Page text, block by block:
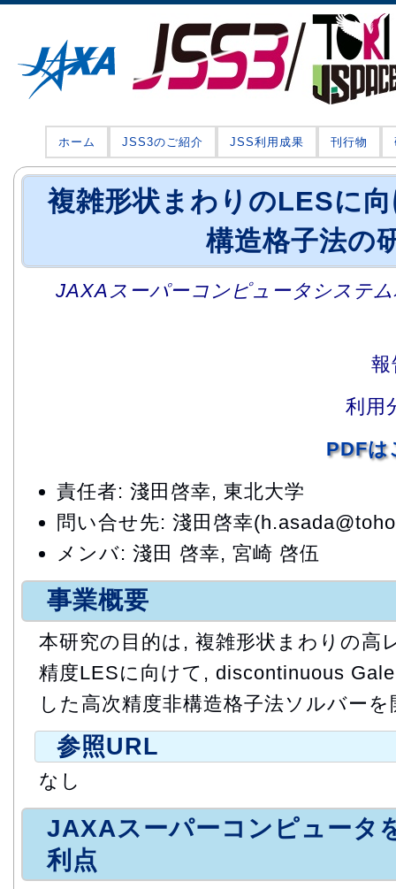
ホーム JSS3のご紹介 JSS利用成果 刊行物
複雑形状まわりのLESに
構造格子法の
JAXAスーパーコンピュータシステ
報
利用
PDFは
責任者: 淺田啓幸, 東北大学
問い合せ先: 淺田啓幸
メンバ: 淺田 啓幸, 宮崎 啓伍
事業概要
本研究の目的は, 複雑形状まわりの高
精度LESに向けて, discontinuous
した高次精度非構造格子法ソルバー
参照URL
なし
JAXAスーパーコンピュータ
利点